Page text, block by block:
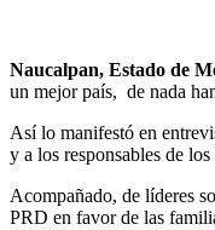
Naucalpan, Estado de
un mejor país, de nada
Así lo manifestó en
y a los responsables de
Acompañado, de líderes
PRD en favor de las